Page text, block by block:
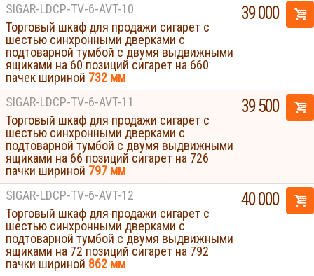
SIGAR-LDCP-TV-6-AVT-10
Торговый шкаф для продажи сигарет с
шестью синхронными дверками с
подтоварной тумбой с двумя выдвижными
ящиками на 60 позиций сигарет на 660
пачек шириной 732 мм
39 000
SIGAR-LDCP-TV-6-AVT-11
Торговый шкаф для продажи сигарет с
шестью синхронными дверками с
подтоварной тумбой с двумя выдвижными
ящиками на 66 позиций сигарет на 726
пачки шириной 797 мм
39 500
SIGAR-LDCP-TV-6-AVT-12
Торговый шкаф для продажи сигарет с
шестью синхронными дверками с
подтоварной тумбой с двумя выдвижными
ящиками на 72 позиций сигарет на 792
пачки шириной 862 мм
40 000